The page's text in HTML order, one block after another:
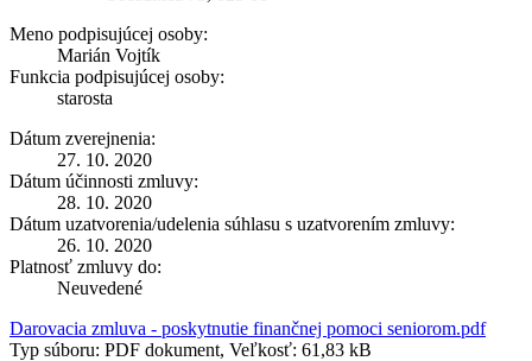
Meno podpisujúcej osoby:
Marián Vojtík
Funkcia podpisujúcej osoby:
starosta
Dátum zverejnenia:
27. 10. 2020
Dátum účinnosti zmluvy:
28. 10. 2020
Dátum uzatvorenia/udelenia súhlasu s uzatvorením zmluvy:
26. 10. 2020
Platnosť zmluvy do:
Neuvedené
Darovacia zmluva - poskytnutie finančnej pomoci seniorom.pdf
Typ súboru: PDF dokument, Veľkosť: 61,83 kB